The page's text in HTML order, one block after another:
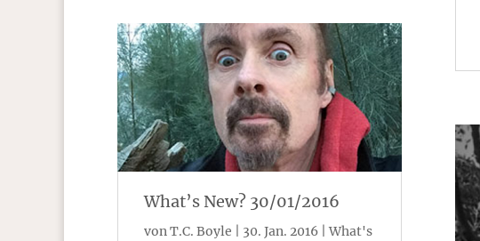
What’s New? 30/01/2016
vonT.C. Boyle 30. Jan. 2016 |What's